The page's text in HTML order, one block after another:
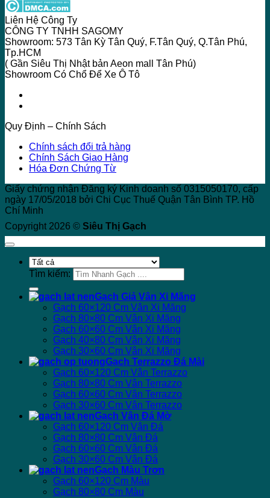
Liên Hệ Công Ty
CÔNG TY TNHH SAGOMY
Showroom: 573 Tân Kỳ Tân Quý, F.Tân Quý, Q.Tân Phú,
Tp.HCM
( Gần Siêu Thị Nhật bản Aeon mall Tân Phú)
Showroom Có Chổ Để Xe Ô Tô
Quy Định – Chính Sách
Chính sách đổi trả hàng
Chính Sách Giao Hàng
Hóa Đơn Chứng Từ
Giấy chứng nhận Đăng ký Kinh doanh số 0315050170, cấp
ngày 17/05/2018 bởi Chi Cục Thuế Quận Tân Bình TP. Hồ
Chí Minh
Copyright 2026 © Siêu Thị Gạch
Tìm kiếm:
Gạch Giả Vân Xi Măng
Gạch 60×120 Cm Vân Xi Măng
Gạch 80×80 Cm Vân Xi Măng
Gạch 60×60 Cm Vân Xi Măng
Gạch 40×80 Cm Vân Xi Măng
Gạch 30×60 Cm Vân Xi Măng
Gạch Terrazzo Đá Mài
Gạch 60×120 Cm Vân Terrazzo
Gạch 80×80 Cm Vân Terrazzo
Gạch 60×60 Cm Vân Terrazzo
Gạch 30×60 Cm Vân Terrazzo
Gạch Vân Đá Mờ
Gạch 60×120 Cm Vân Đá
Gạch 80×80 Cm Vân Đá
Gạch 60×60 Cm Vân Đá
Gạch 30×60 Cm Vân Đá
Gạch Màu Trơn
Gạch 60×120 Cm Màu
Gạch 80×80 Cm Màu